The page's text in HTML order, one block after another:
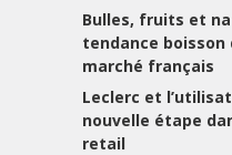
Bulles, fruits et
tendance boisson
marché français
Leclerc et
nouvelle étape
retail